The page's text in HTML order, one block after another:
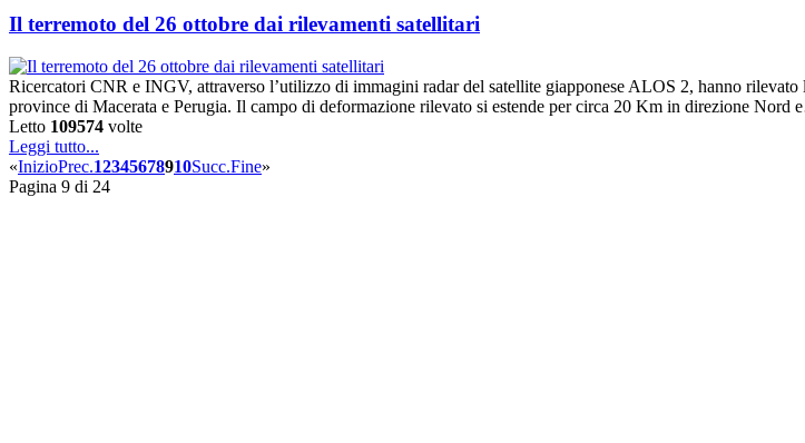
Il terremoto del 26 ottobre dai rilevamenti satellitari
Ricercatori CNR e INGV, attraverso l’utilizzo di immagini radar del satellite giapponese ALOS 2, hanno
province di Macerata e Perugia. Il campo di deformazione rilevato si estende per circa 20 Km in direzione Nord
Letto 109574 volte
Leggi tutto...
«InizioPrec.12345678910Succ.Fine»
Pagina 9 di 24